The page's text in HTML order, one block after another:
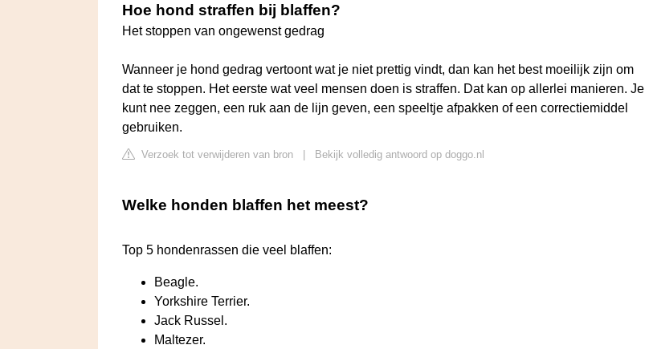
Hoe hond straffen bij blaffen?
Het stoppen van ongewenst gedrag
Wanneer je hond gedrag vertoont wat je niet prettig vindt, dan kan het best moeilijk zijn om
dat te stoppen. Het eerste wat veel mensen doen is straffen. Dat kan op allerlei manieren. Je
kunt nee zeggen, een ruk aan de lijn geven, een speeltje afpakken of een correctiemiddel
gebruiken.
Verzoek tot verwijderen van bron Bekijk volledig antwoord op doggo.nl
Welke honden blaffen het meest?
Top 5 hondenrassen die veel blaffen:
Beagle.
Yorkshire Terrier.
Jack Russel.
Maltezer.